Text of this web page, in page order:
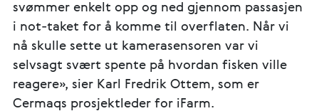
svømmer enkelt opp og ned gjennom passasjen
i not-taket for å komme til overflaten. Når vi
nå skulle sette ut kamerasensoren var vi
selvsagt svært spente på hvordan fisken ville
reagere», sier Karl Fredrik Ottem, som er
Cermaqs prosjektleder for iFarm.